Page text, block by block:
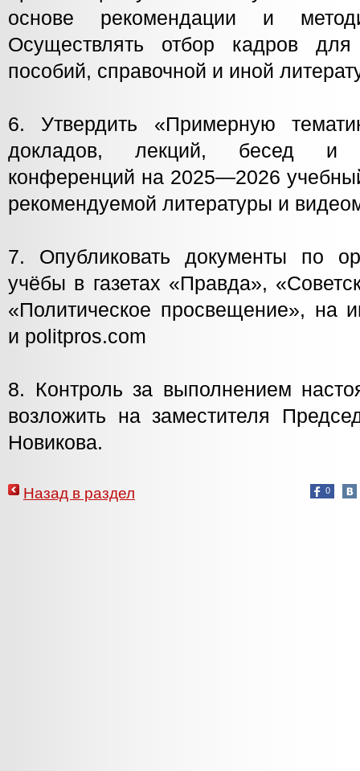
основе рекомендации и
Осуществлять отбор кадров для
пособий, справочной и иной
6. Утвердить «Примерную
докладов, лекций, бесед и
конференций на 2025—2026
рекомендуемой литературы и
7. Опубликовать документы по
учёбы в газетах «Правда»,
«Политическое просвещение», на
и politpros.com
8. Контроль за выполнением
возложить на заместителя
Новикова.
0
Назад в раздел